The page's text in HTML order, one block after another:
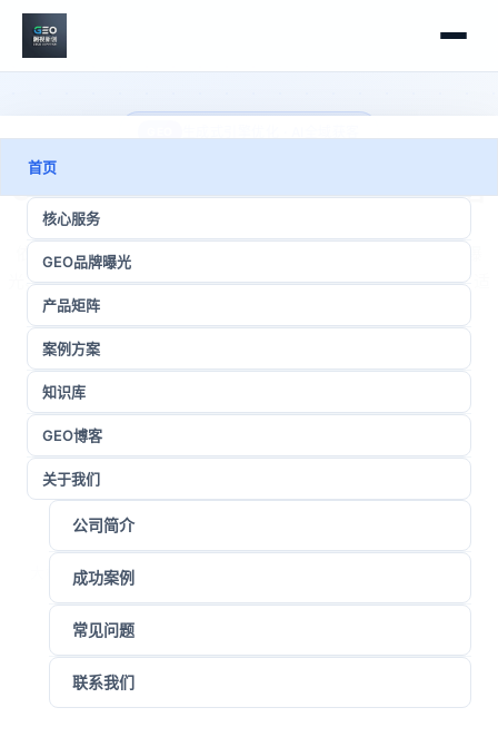
首页
核心服务
GEO品牌曝光
产品矩阵
案例方案
知识库
GEO博客
关于我们
公司简介
成功案例
常见问题
联系我们
GEO全域品牌曝光，AI发稿种草长效获客
依托自研发稿系统全域投放，让每一篇品牌稿件都可收录、可曝
光、可沉淀，抢占AI大模型免费公域流量，品牌越运营越值钱。适
配豆包、文心一言、GPT、通义千问等所有主流大模型。
了解核心服务
100%
大模型平台收录
8+